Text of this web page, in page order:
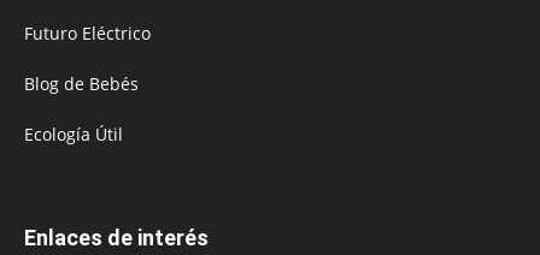
Futuro Eléctrico
Blog de Bebés
Ecología Útil
Enlaces de interés